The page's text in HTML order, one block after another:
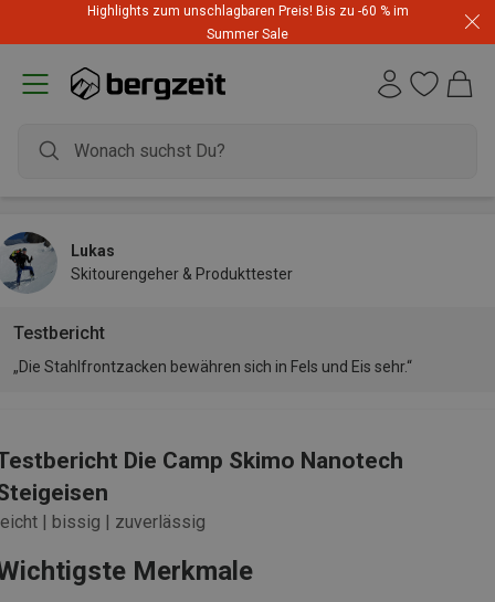
Highlights zum unschlagbaren Preis! Bis zu -60 % im
Summer Sale
Testbericht
Lukas
Skitourengeher & Produkttester
„Die Stahlfrontzacken bewähren sich in Fels und Eis sehr.“
Die Camp Skimo Nanotech
| bissig | zuverlässig
Merkmale